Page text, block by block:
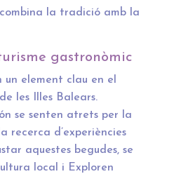
la tradició amb la
gastronòmic
un element clau en el
les Illes Balears.
se senten atrets per la
recerca d’experiències
aquestes begudes, se
local i Exploren